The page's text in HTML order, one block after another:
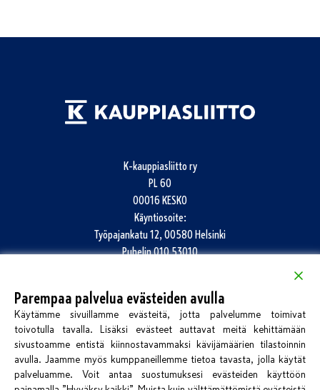
K-kauppiasliitto ry
PL 60
00016 KESKO
Käyntiosoite:
Työpajankatu 12, 00580 Helsinki
Puhelin010 53010
Katso kaikki yhteystiedot
Jätä palautetta
Parempaa palvelua evästeiden avulla
Käytämme sivuillamme evästeitä, jotta palvelumme toimivat
toivotulla tavalla. Lisäksi evästeet auttavat meitä kehittämään
sivustoamme entistä kiinnostavammaksi kävijämäärien tilastoinnin
avulla. Jaamme myös kumppaneillemme tietoa tavasta, jolla käytät
palveluamme. Voit antaa suostumuksesi evästeiden käyttöön